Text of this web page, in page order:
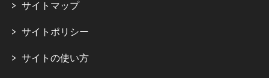
サイトマップ
サイトポリシー
サイトの使い方